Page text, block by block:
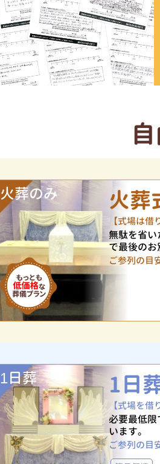
火葬のみ 火葬
【式場は
無駄を省
で最後の
ご参列の目
1日葬 1日
【式場を
必要最低
います。
ご参列の目